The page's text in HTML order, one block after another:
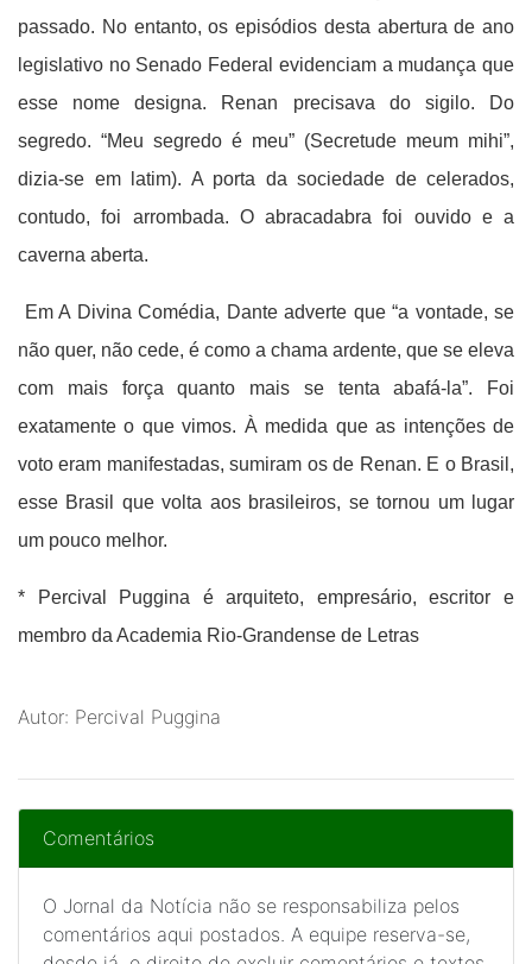
passado. No entanto, os episódios desta abertura de ano
legislativo no Senado Federal evidenciam a mudança que
esse nome designa. Renan precisava do sigilo. Do
segredo. “Meu segredo é meu” (Secretude meum mihi”,
dizia-se em latim). A porta da sociedade de celerados,
contudo, foi arrombada. O abracadabra foi ouvido e a
caverna aberta.
Em A Divina Comédia, Dante adverte que “a vontade, se
não quer, não cede, é como a chama ardente, que se eleva
com mais força quanto mais se tenta abafá-la”. Foi
exatamente o que vimos. À medida que as intenções de
voto eram manifestadas, sumiram os de Renan. E o Brasil,
esse Brasil que volta aos brasileiros, se tornou um lugar
um pouco melhor.
* Percival Puggina é arquiteto, empresário, escritor e
membro da Academia Rio-Grandense de Letras
Autor: Percival Puggina
Comentários
O Jornal da Notícia não se responsabiliza pelos
comentários aqui postados. A equipe reserva-se,